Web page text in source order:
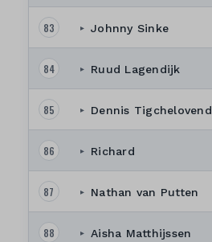
83 ▸ Johnny Sinke
84 ▸ Ruud Lagendijk
85 ▸ Dennis Tigchelovend
86 ▸ Richard
87 ▸ Nathan van Putten
88 ▸ Aisha Matthijssen